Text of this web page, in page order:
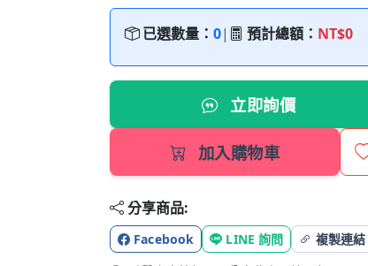
已選數量：0| 預計總額： NT$0
立即詢價
加入購物車
分享商品:
Facebook LINE 詢問
複製連結